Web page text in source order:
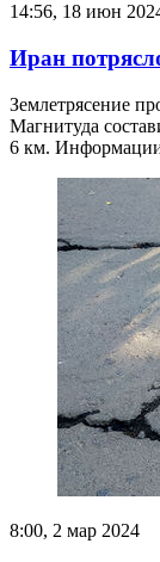
14:56, 18 июн
Иран
Землетрясение
Магнитуда
6 км. Информации
8:00, 2 мар 2024